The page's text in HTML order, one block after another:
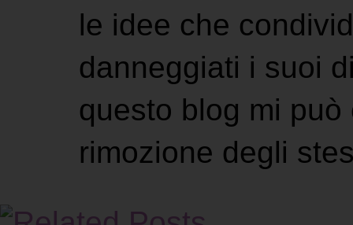
le idee che
danneggiati i suoi
questo blog mi
rimozione degli